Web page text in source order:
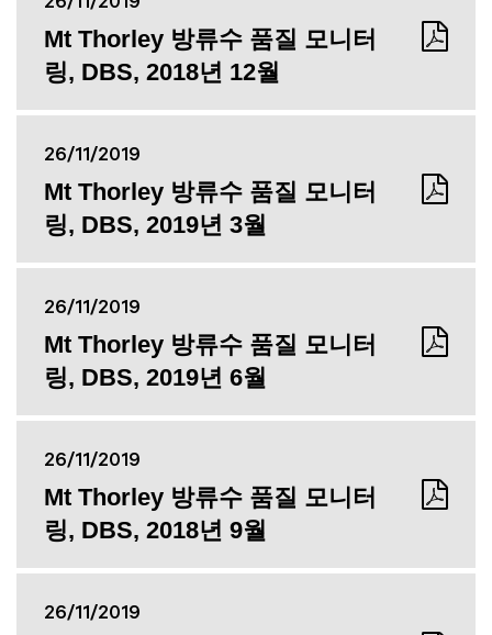
Mt Thorley 방류수 품질 모니터
링, DBS, 2018년 12월
26/11/2019
Mt Thorley 방류수 품질 모니터
링, DBS, 2019년 3월
26/11/2019
Mt Thorley 방류수 품질 모니터
링, DBS, 2019년 6월
26/11/2019
Mt Thorley 방류수 품질 모니터
링, DBS, 2018년 9월
26/11/2019